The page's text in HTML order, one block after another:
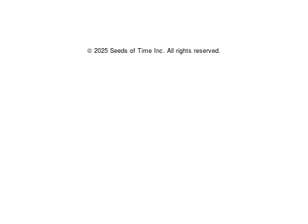
© 2025 Seeds of Time Inc. All rights reserved.